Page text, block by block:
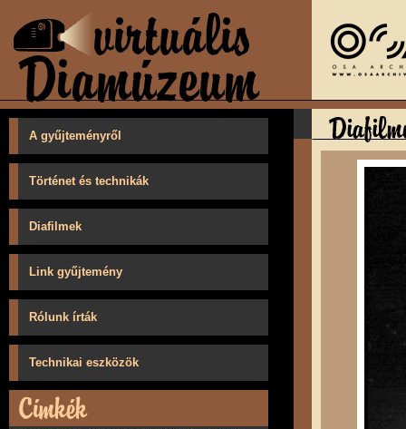
A gyűjteményről
Történet és technikák
Diafilmek
Link gyűjtemény
Rólunk írták
Technikai eszközök